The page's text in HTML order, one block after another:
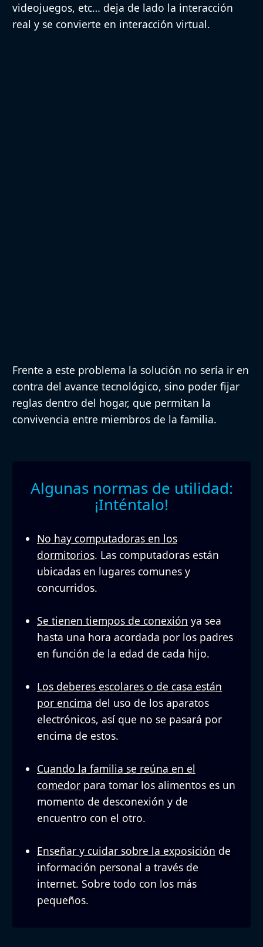
videojuegos, etc… deja de lado la interacción
real y se convierte en interacción virtual.
Frente a este problema la solución no sería ir en
contra del avance tecnológico, sino poder fijar
reglas dentro del hogar, que permitan la
convivencia entre miembros de la familia.
Algunas normas de utilidad:
¡Inténtalo!
No hay computadoras en los
dormitorios. Las computadoras están
ubicadas en lugares comunes y
concurridos.
Se tienen tiempos de conexión ya sea
hasta una hora acordada por los padres
en función de la edad de cada hijo.
Los deberes escolares o de casa están
por encima del uso de los aparatos
electrónicos, así que no se pasará por
encima de estos.
Cuando la familia se reúna en el
comedor para tomar los alimentos es un
momento de desconexión y de
encuentro con el otro.
Enseñar y cuidar sobre la exposición de
información personal a través de
internet. Sobre todo con los más
pequeños.